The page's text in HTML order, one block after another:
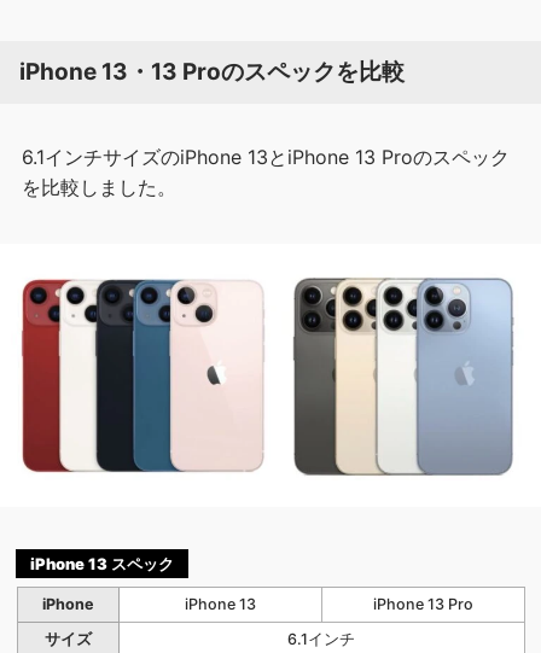
iPhone 13・13 Proのスペックを比較
6.1インチサイズのiPhone 13とiPhone 13 Proのスペック
を比較しました。
iPhone 13 スペック
iPhone iPhone 13
iPhone 13 Pro
サイズ
6.1インチ